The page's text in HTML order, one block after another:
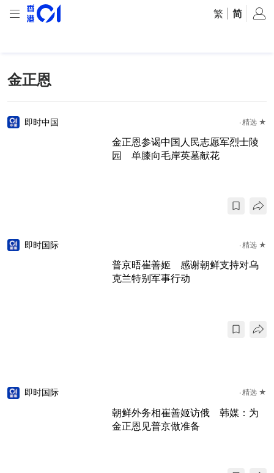
繁 简
金正恩
即时中国 精选 ★
金正恩参谒中国人民志愿军烈士陵
园 单膝向毛岸英墓献花
即时国际 精选 ★
普京晤崔善姬 感谢朝鲜支持对乌
克兰特别军事行动
即时国际 精选 ★
朝鲜外务相崔善姬访俄 韩媒：为
金正恩见普京做准备